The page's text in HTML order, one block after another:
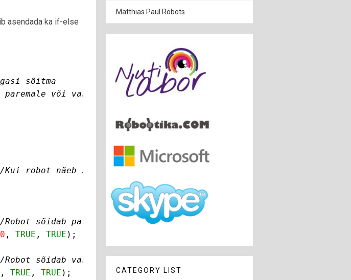
asendada ka if-else
sõitma
või vasakule
robot näeb seina lähedamal kui 20 cm siis ta sõidab tagasi
sõidab paremale
, TRUE , TRUE );
sõidab vasakule
, TRUE , TRUE );
Matthias Paul Robots
CATEGORY LIST